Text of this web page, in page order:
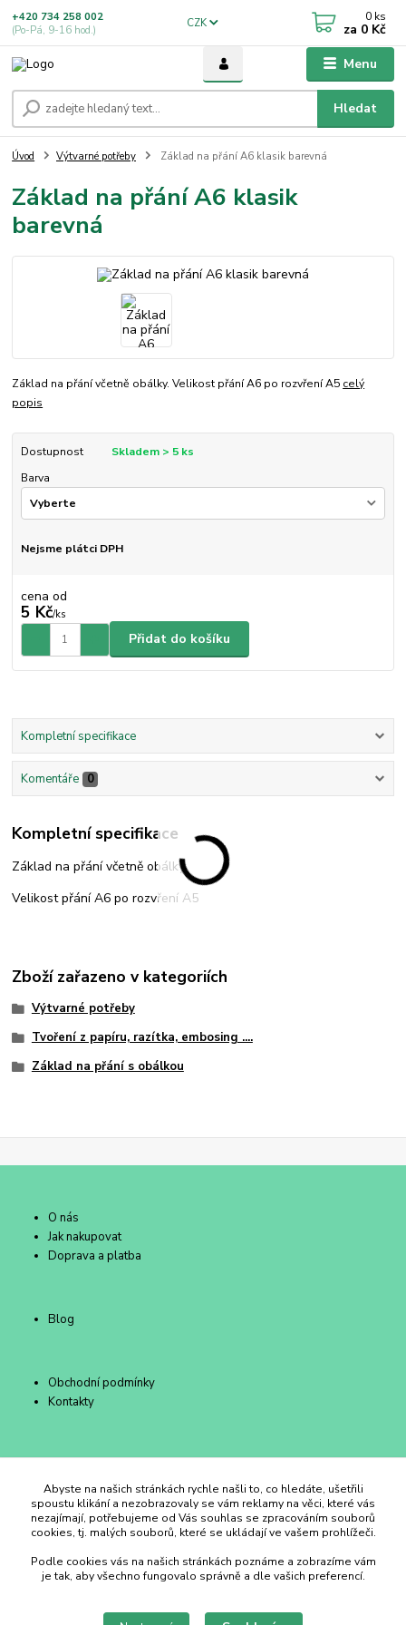
Menu
CZK
Hledat
+420 734 258 002
(Po-Pá, 9-16 hod.)
0 ks
za 0 Kč
Úvod Výtvarné potřeby Základ na přání A6 klasik barevná
Základ na přání A6 klasik
barevná
Základ na přání včetně obálky. Velikost přání A6 po rozvření A5 celý
popis
Dostupnost
Skladem > 5 ks
Barva
Nejsme plátci DPH
cena od
5 Kč/ks
Přidat do košíku
Kompletní specifikace
Komentáře 0
Kompletní specifikace
Základ na přání včetně obálky.
Velikost přání A6 po rozvření A5
Zboží zařazeno v kategoriích
Výtvarné potřeby
Tvoření z papíru, razítka, embosing ....
Základ na přání s obálkou
O nás
Jak nakupovat
Doprava a platba
Blog
Obchodní podmínky
Kontakty
Duhový Ateliér Kroměříž
+420 734 258 002
duhovyatelier@email.cz
Abyste na našich stránkách rychle našli to, co hledáte, ušetřili
spoustu klikání a nezobrazovaly se vám reklamy na věci, které vás
nezajímají, potřebujeme od Vás souhlas se zpracováním souborů
cookies, tj. malých souborů, které se ukládají ve vašem prohlížeči.
Podle cookies vás na našich stránkách poznáme a zobrazíme vám
je tak, aby všechno fungovalo správně a dle vašich preferencí.